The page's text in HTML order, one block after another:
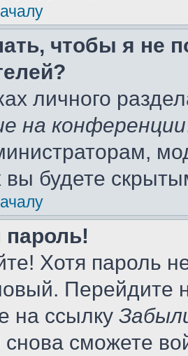
чтобы я не
личного
на конференции
вы будете
Хотя пароль
Перейдите
на ссылку
снова сможете